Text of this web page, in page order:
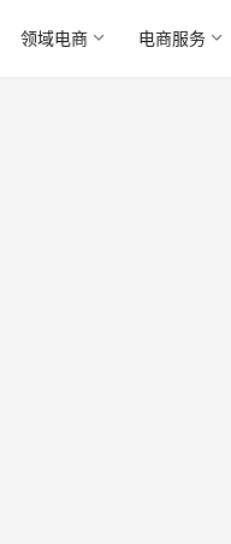
领域电商 电商服务